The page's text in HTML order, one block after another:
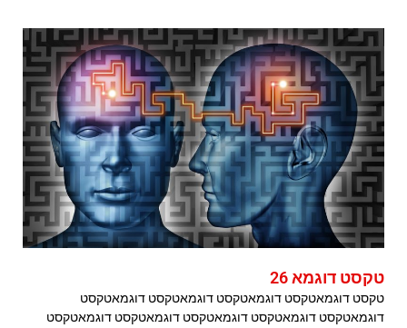
טקסט דוגמא 26
טקסט דוגמאטקסט דוגמאטקסט דוגמאטקסט דוגמאטקסט
דוגמאטקסט דוגמאטקסט דוגמאטקסט דוגמאטקסט דוגמאטקסט